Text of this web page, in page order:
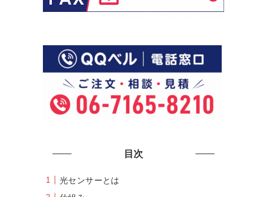
目次
光センサーとは